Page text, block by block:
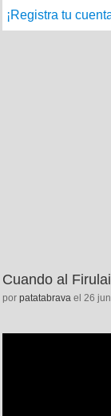
¡Registra tu
Cuando al
por patatabrava el 26